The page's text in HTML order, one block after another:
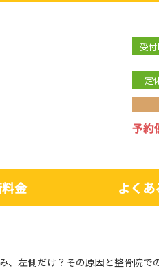
受
定
金 よく
、左側だけ？その原因と整骨院で